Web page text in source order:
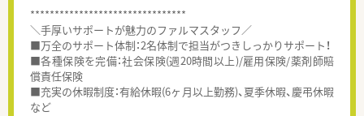
********************************
＼手厚いサポートが魅力のファルマスタッフ／
■万全のサポート体制：2名体制で担当がつきしっかりサポート！
■各種保険を完備：社会保険(週20時間以上)/雇用保険/薬剤師賠
償責任保険
■充実の休暇制度：有給休暇(6ヶ月以上勤務)、夏季休暇、慶弔休暇
など